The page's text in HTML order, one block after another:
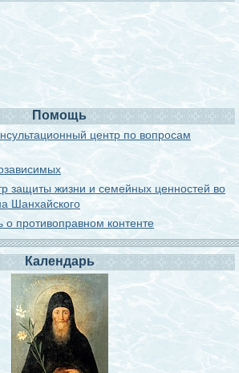
Помощь
центр по вопросам
защиты жизни и семейных ценностей во
Шанхайского
о противоправном контенте
Календарь